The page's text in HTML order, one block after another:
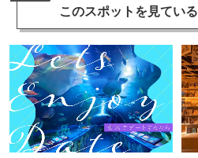
このスポットを見ている